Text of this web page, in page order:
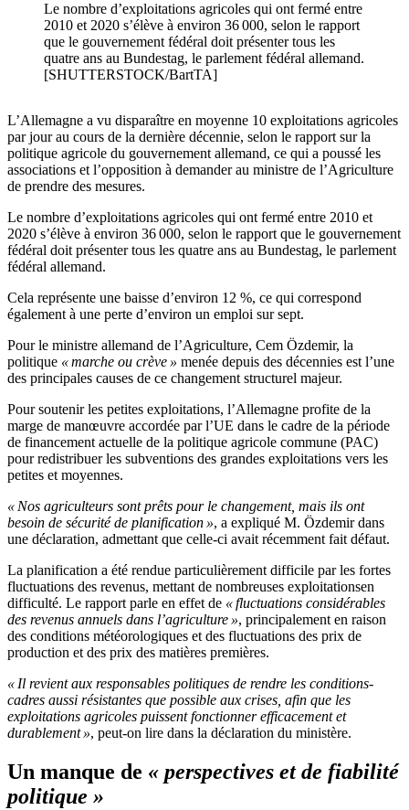
Le nombre d’exploitations agricoles qui ont fermé entre
2010 et 2020 s’élève à environ 36 000, selon le rapport
que le gouvernement fédéral doit présenter tous les
quatre ans au Bundestag, le parlement fédéral allemand.
[SHUTTERSTOCK/BartTA]
L’Allemagne a vu disparaître en moyenne 10 exploitations agricoles
par jour au cours de la dernière décennie, selon le rapport sur la
politique agricole du gouvernement allemand, ce qui a poussé les
associations et l’opposition à demander au ministre de l’Agriculture
de prendre des mesures.
Le nombre d’exploitations agricoles qui ont fermé entre 2010 et
2020 s’élève à environ 36 000, selon le rapport que le gouvernement
fédéral doit présenter tous les quatre ans au Bundestag, le parlement
fédéral allemand.
Cela représente une baisse d’environ 12 %, ce qui correspond
également à une perte d’environ un emploi sur sept.
Pour le ministre allemand de l’Agriculture, Cem Özdemir, la
politique « marche ou crève » menée depuis des décennies est l’une
des principales causes de ce changement structurel majeur.
Pour soutenir les petites exploitations, l’Allemagne profite de la
marge de manœuvre accordée par l’UE dans le cadre de la période
de financement actuelle de la politique agricole commune (PAC)
pour redistribuer les subventions des grandes exploitations vers les
petites et moyennes.
« Nos agriculteurs sont prêts pour le changement, mais ils ont
besoin de sécurité de planification », a expliqué M. Özdemir dans
une déclaration, admettant que celle-ci avait récemment fait défaut.
La planification a été rendue particulièrement difficile par les fortes
fluctuations des revenus, mettant de nombreuses exploitationsen
difficulté. Le rapport parle en effet de « fluctuations considérables
des revenus annuels dans l’agriculture », principalement en raison
des conditions météorologiques et des fluctuations des prix de
production et des prix des matières premières.
« Il revient aux responsables politiques de rendre les conditions-
cadres aussi résistantes que possible aux crises, afin que les
exploitations agricoles puissent fonctionner efficacement et
durablement », peut-on lire dans la déclaration du ministère.
Un manque de « perspectives et de fiabilité
politique »